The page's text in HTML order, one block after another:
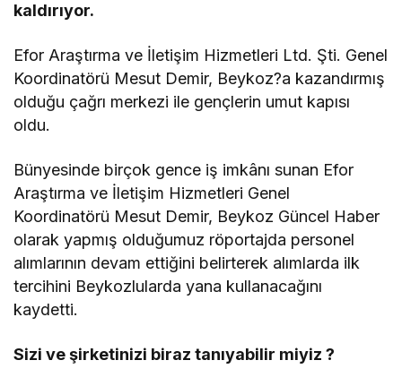
kaldırıyor.
Efor Araştırma ve İletişim Hizmetleri Ltd. Şti. Genel
Koordinatörü Mesut Demir, Beykoz?a kazandırmış
olduğu çağrı merkezi ile gençlerin umut kapısı
oldu.
Bünyesinde birçok gence iş imkânı sunan Efor
Araştırma ve İletişim Hizmetleri Genel
Koordinatörü Mesut Demir, Beykoz Güncel Haber
olarak yapmış olduğumuz röportajda personel
alımlarının devam ettiğini belirterek alımlarda ilk
tercihini Beykozlularda yana kullanacağını
kaydetti.
Sizi ve şirketinizi biraz tanıyabilir miyiz ?